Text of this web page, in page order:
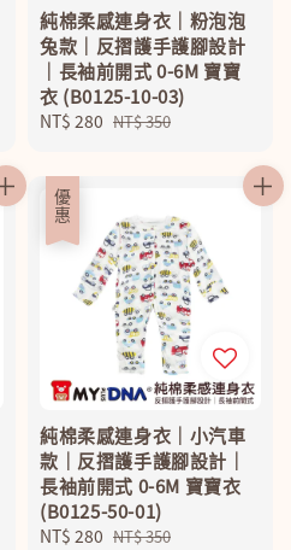
純棉柔感連身衣｜粉泡泡
兔款｜反摺護手護腳設計
｜長袖前開式 0-6M 寶寶
衣 (B0125-10-03)
Sale
NT$ 280 Regular
NT$ 350
優惠
純棉柔感連身衣｜小汽車
款｜反摺護手護腳設計｜
長袖前開式 0-6M 寶寶衣
(B0125-50-01)
Sale
NT$ 280 Regular
NT$ 350